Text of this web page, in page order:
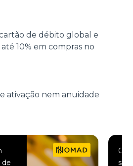
de débito global e
10% em compras no
ativação nem anuidade
de